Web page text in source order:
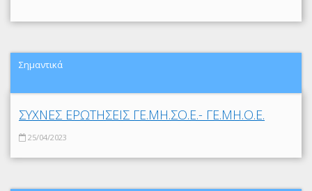
Σημαντικά
ΣΥΧΝΕΣ ΕΡΩΤΗΣΕΙΣ ΓΕ.ΜΗ.ΣΟ.Ε.- ΓΕ.ΜΗ.Ο.Ε.
25/04/2023